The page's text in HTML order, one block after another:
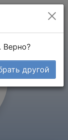
Верно?
другой